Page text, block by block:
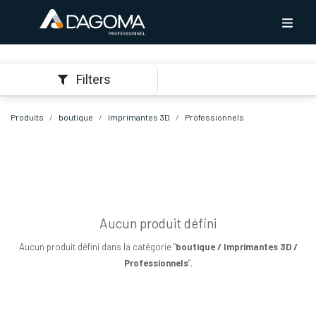
Filters
Produits boutique Imprimantes 3D Professionnels
Aucun produit défini
Aucun produit défini dans la catégorie "boutique / Imprimantes 3D /
Professionnels".